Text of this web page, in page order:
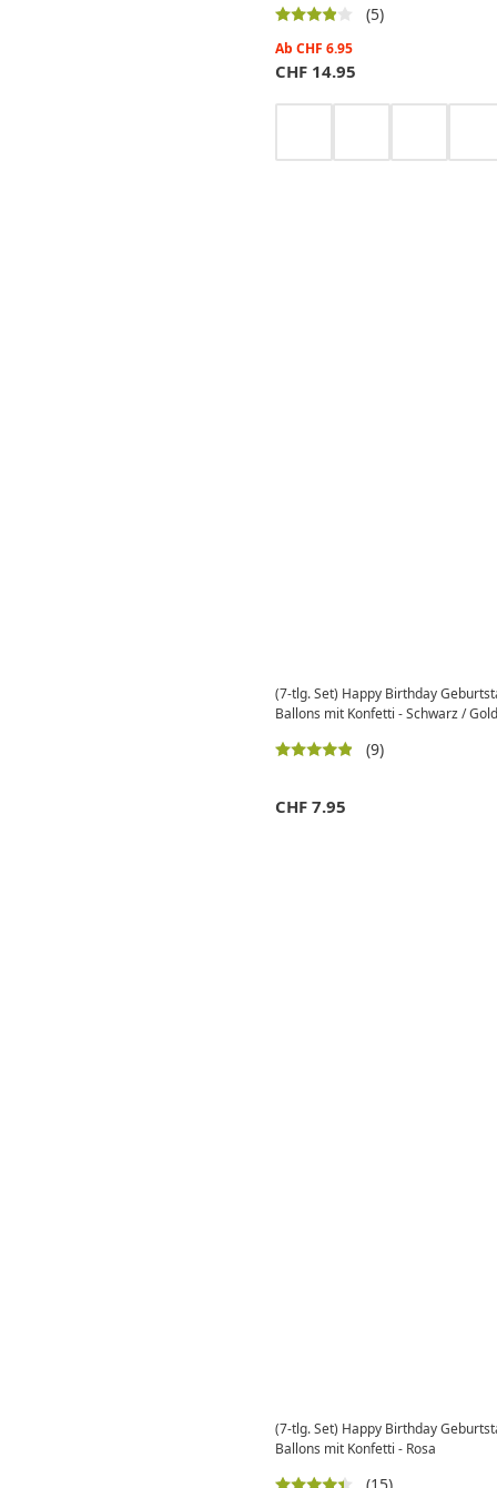
(5)
Ab CHF 6.95
CHF 14.95
(7-tlg. Set) Happy Birthday
Ballons mit Konfetti - Schwarz / Gold
(9)
CHF 7.95
(7-tlg. Set) Happy Birthday
Ballons mit Konfetti - Rosa